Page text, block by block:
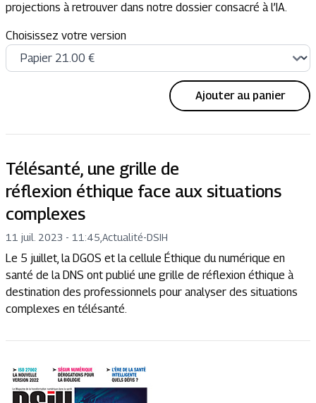
projections à retrouver dans notre dossier consacré à l’IA.
Choisissez votre version
Ajouter au panier
Télésanté, une grille de
réflexion éthique face aux situations
complexes
11 juil. 2023 - 11:45 Actualité-DSIH
Le 5 juillet, la DGOS et la cellule Éthique du numérique en
santé de la DNS ont publié une grille de réflexion éthique à
destination des professionnels pour analyser des situations
complexes en télésanté.